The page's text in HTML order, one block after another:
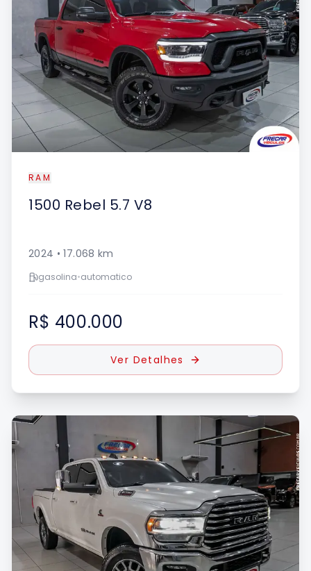
RAM
1500 Rebel 5.7 V8
2024 •17.068 km
gasolina•automatico
R$ 400.000
Ver Detalhes